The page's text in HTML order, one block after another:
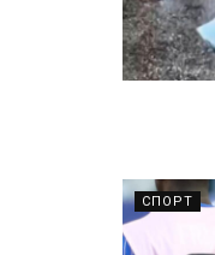
СПОРТ